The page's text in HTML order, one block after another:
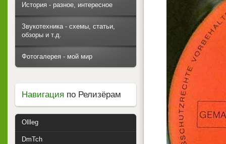
История - разное, интересное
Звукотехника - схемы, статьи,
обзоры и т.д.
Фотогалерея - мой мир
Навигация по Релизёрам
Ollleg
DmTch